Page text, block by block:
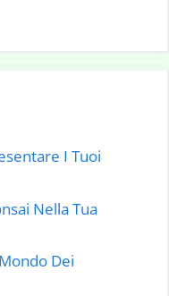
I Tuoi
Nella Tua
Dei